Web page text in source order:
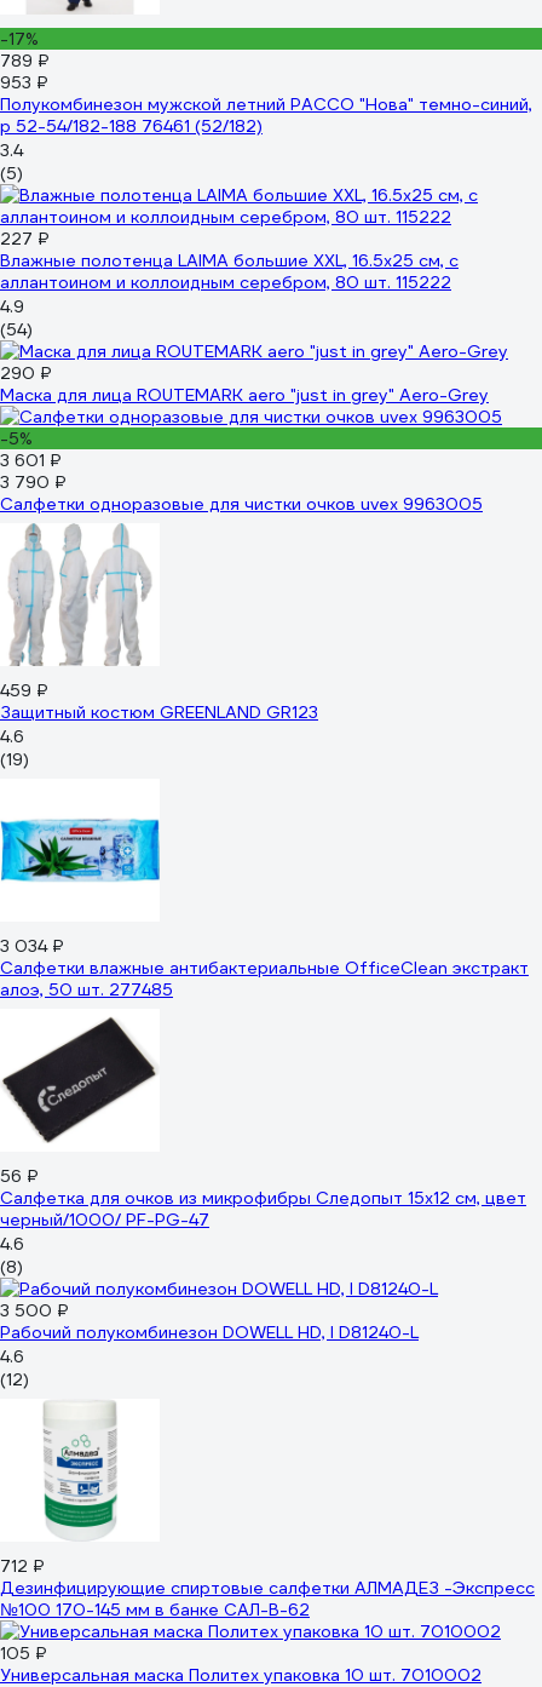
-17%
789 ₽
953 ₽
Полукомбинезон мужской летний РАССО "Нова" темно-синий,
р 52-54/182-188 76461 (52/182)
3.4
(5)
227 ₽
Влажные полотенца LAIMA большие XXL, 16.5x25 см, с
аллантоином и коллоидным серебром, 80 шт. 115222
4.9
(54)
290 ₽
Маска для лица ROUTEMARK aero "just in grey" Aero-Grey
-5%
3 601 ₽
3 790 ₽
Салфетки одноразовые для чистки очков uvex 9963005
459 ₽
Защитный костюм GREENLAND GR123
4.6
(19)
3 034 ₽
Салфетки влажные антибактериальные OfficeClean экстракт
алоэ, 50 шт. 277485
56 ₽
Салфетка для очков из микрофибры Следопыт 15x12 см, цвет
черный/1000/ PF-PG-47
4.6
(8)
3 500 ₽
Рабочий полукомбинезон DOWELL HD, l D81240-L
4.6
(12)
712 ₽
Дезинфицирующие спиртовые салфетки АЛМАДЕЗ -Экспресс
№100 170-145 мм в банке САЛ-В-62
105 ₽
Универсальная маска Политех упаковка 10 шт. 7010002